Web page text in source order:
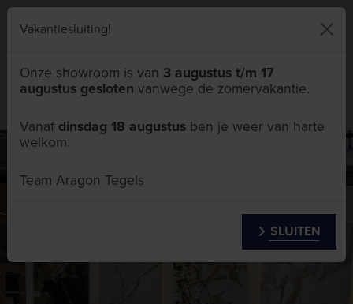
Vakantiesluiting!
Onze showroom is van 3 augustus t/m 17
augustus gesloten vanwege de zomervakantie.
Vanaf dinsdag 18 augustus ben je weer van harte
welkom.
Team Aragon Tegels
SLUITEN